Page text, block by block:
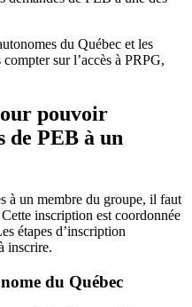
du Québec et les
sur l’accès à PRPG,
pouvoir
de PEB à un
à un membre du groupe, il faut
inscription est coordonnée
étapes d’inscription
inscrire.
du Québec